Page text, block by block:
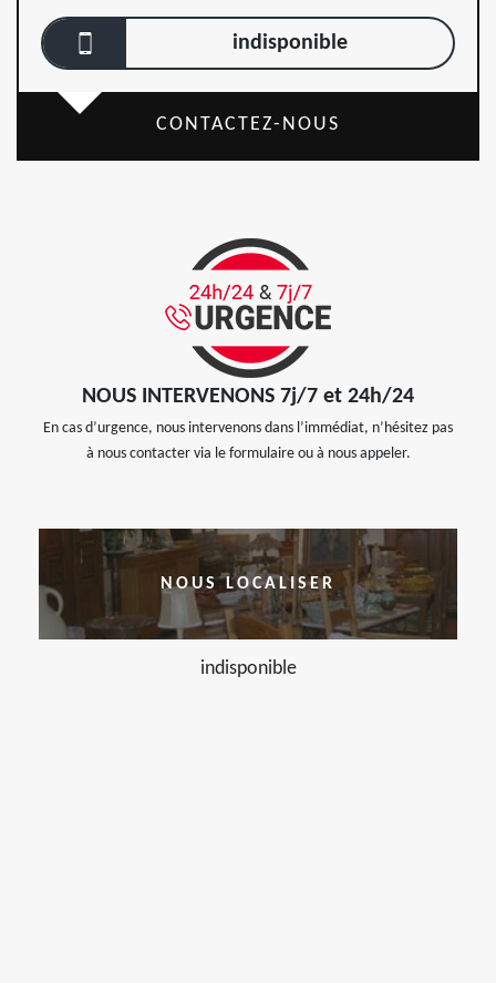
indisponible
CONTACTEZ-NOUS
NOUS INTERVENONS 7j/7 et 24h/24
En cas d’urgence, nous intervenons dans l’immédiat, n’hésitez pas
à nous contacter via le formulaire ou à nous appeler.
NOUS LOCALISER
indisponible